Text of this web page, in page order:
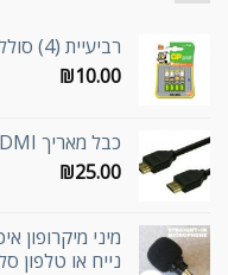
רביעיית (4) סוללות AA של חברת GP
₪10.00
כבל מאריך HDMI ל HDMI זכר זכר באורך 1 מטר
₪25.00
מיני מיקרופון
נייח או טלפון